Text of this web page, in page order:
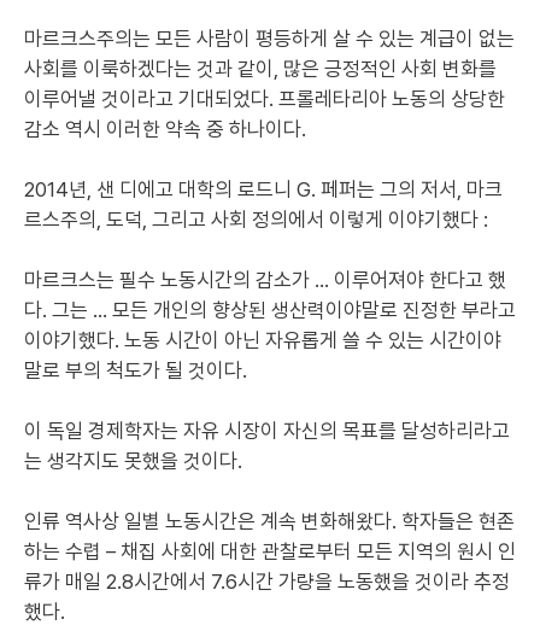
마르크스주의는 모든 사람이 평등하게 살 수 있는 계급이 없는
사회를 이룩하겠다는 것과 같이, 많은 긍정적인 사회 변화를
이루어낼 것이라고 기대되었다. 프롤레타리아 노동의 상당한
감소 역시 이러한 약속 중 하나이다.
2014년, 샌 디에고 대학의 로드니 G. 페퍼는 그의 저서, 마크
르스주의, 도덕, 그리고 사회 정의에서 이렇게 이야기했다 :
마르크스는 필수 노동시간의 감소가 … 이루어져야 한다고 했
다. 그는 … 모든 개인의 향상된 생산력이야말로 진정한 부라고
이야기했다. 노동 시간이 아닌 자유롭게 쓸 수 있는 시간이야
말로 부의 척도가 될 것이다.
이 독일 경제학자는 자유 시장이 자신의 목표를 달성하리라고
는 생각지도 못했을 것이다.
인류 역사상 일별 노동시간은 계속 변화해왔다. 학자들은 현존
하는 수렵 – 채집 사회에 대한 관찰로부터 모든 지역의 원시 인
류가 매일 2.8시간에서 7.6시간 가량을 노동했을 것이라 추정
했다.